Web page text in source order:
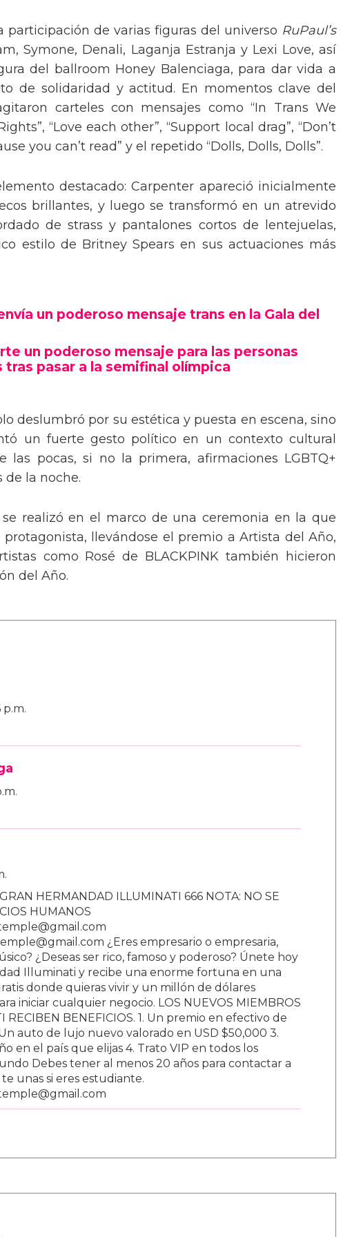
participación de varias figuras del universo RuPaul’s
Symone, Denali, Laganja Estranja y Lexi Love, así
del ballroom Honey Balenciaga, para dar vida a
de solidaridad y actitud. En momentos clave del
carteles con mensajes como “In Trans We
“Love each other”, “Support local drag”, “Don’t
you can’t read” y el repetido “Dolls, Dolls, Dolls”.
destacado: Carpenter apareció inicialmente
brillantes, y luego se transformó en un atrevido
de strass y pantalones cortos de lentejuelas,
estilo de Britney Spears en sus actuaciones más
un poderoso mensaje trans en la Gala del
un poderoso mensaje para las personas
tras pasar a la semifinal olímpica
deslumbró por su estética y puesta en escena, sino
un fuerte gesto político en un contexto cultural
las pocas, si no la primera, afirmaciones LGBTQ+
la noche.
realizó en el marco de una ceremonia en la que
llevándose el premio a Artista del Año,
como Rosé de BLACKPINK también hicieron
del Año.
p.m.
HERMANDAD ILLUMINATI 666 NOTA: NO SE
HUMANOS
¿Eres empresario o empresaria,
¿Deseas ser rico, famoso y poderoso? Únete hoy
Illuminati y recibe una enorme fortuna en una
donde quieras vivir y un millón de dólares
iniciar cualquier negocio. LOS NUEVOS MIEMBROS
RECIBEN BENEFICIOS. 1. Un premio en efectivo de
auto de lujo nuevo valorado en USD $50,000 3.
en el país que elijas 4. Trato VIP en todos los
Debes tener al menos 20 años para contactar a
unas si eres estudiante.